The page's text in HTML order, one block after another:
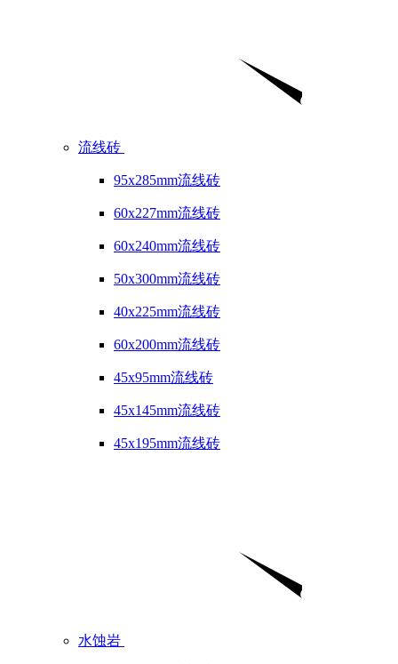
流线砖
95x285mm流线砖
60x227mm流线砖
60x240mm流线砖
50x300mm流线砖
40x225mm流线砖
60x200mm流线砖
45x95mm流线砖
45x145mm流线砖
45x195mm流线砖
水蚀岩